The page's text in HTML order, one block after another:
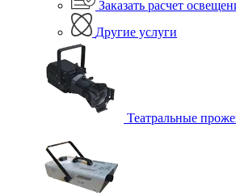
Заказать расчет
Другие услуги
Театральные